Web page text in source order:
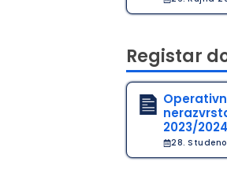
Registar
2023/2024
28.